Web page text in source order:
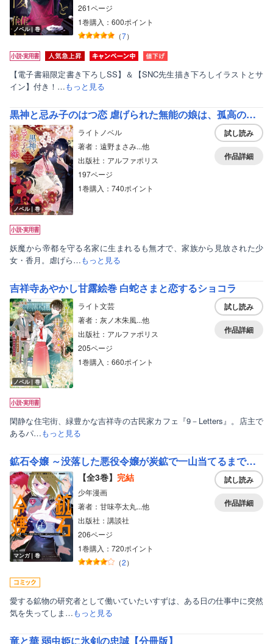
ノベル｜巻
261ページ
1巻購入：600ポイント
（7）
【電子書籍限定書き下ろしSS】＆【SNC先生描き下ろしイラストとサ
イン】付き！…もっと見る
黒神と忌み子のはつ恋 虐げられた無能の娘は、孤高の神に愛される
ノベル｜巻
ライトノベル
著者：遠野まさみ...他
出版社：アルファポリス
197ページ
1巻購入：740ポイント
試し読み
作品詳細
妖魔から帝都を守る名家に生まれるも無才で、家族から見放された少
女・香月。虐げら…もっと見る
吉祥寺あやかし甘露絵巻 白蛇さまと恋するショコラ
ノベル｜巻
ライト文芸
著者：灰ノ木朱風...他
出版社：アルファポリス
205ページ
1巻購入：660ポイント
試し読み
作品詳細
閑静な住宅街、緑豊かな吉祥寺の古民家カフェ『9－Letters』。店主で
あるパ…もっと見る
鉱石令嬢 ～没落した悪役令嬢が炭鉱で一山当てるまでのお話～
マンガ｜巻
【全3巻】 完結
少年漫画
著者：甘味亭太丸...他
出版社：講談社
206ページ
1巻購入：720ポイント
（2）
試し読み
作品詳細
愛する鉱物の研究者として働いていたいすずは、ある日の仕事中に突然
気を失ってしま…もっと見る
竜と華 弱虫姫に氷剣の忠誠【分冊版】
ボーイズラブ
ティーンズラブ
美女・美少女
女性写真集